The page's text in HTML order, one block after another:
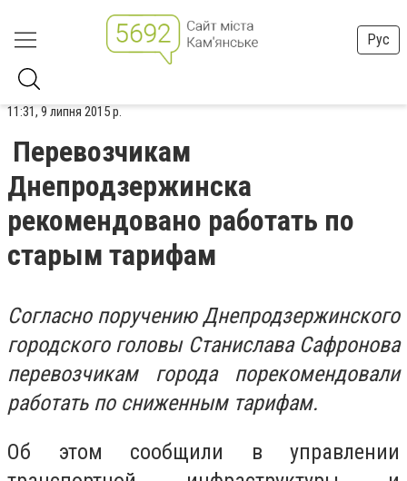
Рус
11:31, 9 липня 2015 р.
Перевозчикам
Днепродзержинска
рекомендовано работать по
старым тарифам
Согласно поручению Днепродзержинского
городского головы Станислава Сафронова
перевозчикам города порекомендовали
работать по сниженным тарифам.
Об этом сообщили в управлении